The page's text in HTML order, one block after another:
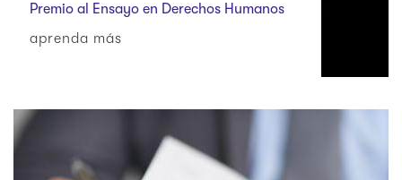
Premio al Ensayo en Derechos Humanos
aprenda más